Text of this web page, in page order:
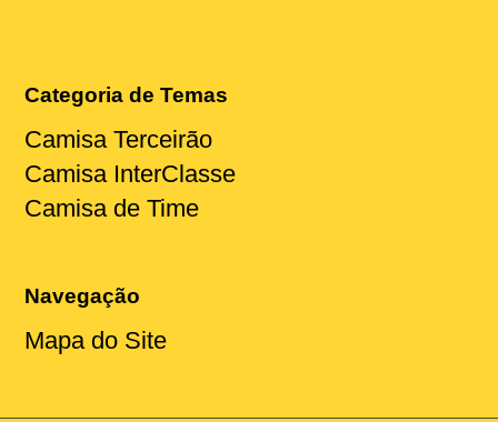
Categoria de Temas
Camisa Terceirão
Camisa InterClasse
Camisa de Time
Navegação
Mapa do Site